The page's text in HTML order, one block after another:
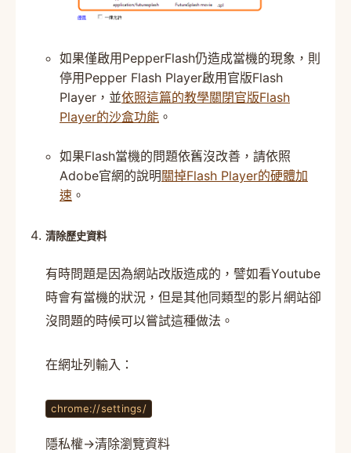
如果僅啟用PepperFlash仍造成當機的現象，則
停用Pepper Flash Player啟用官版Flash
Player，並依照這篇的教學關閉官版Flash
Player的沙盒功能 。
如果Flash當機的問題依舊沒改善，請依照
Adobe官網的說明 關掉Flash Player的硬體加
速。
清除歷史資料
有時問題是因為網站改版造成的，譬如看Youtube
時會有當機的狀況，但是其他同類型的影片網站卻
沒問題的時候可以嘗試這種做法。
在網址列輸入：
chrome://settings/
隱私權→清除瀏覽資料